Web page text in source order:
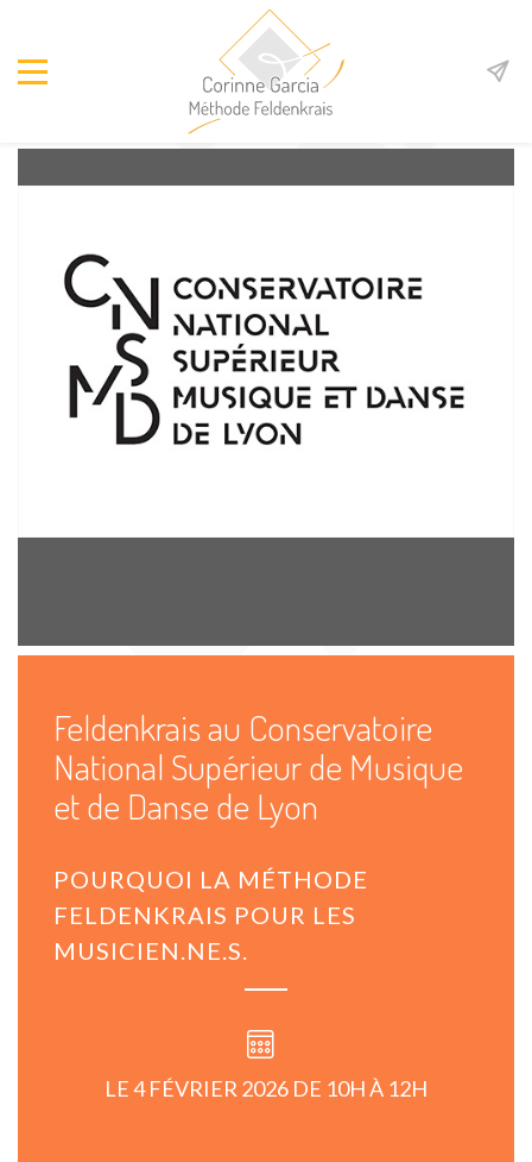
Feldenkrais au Conservatoire
National Supérieur de Musique
et de Danse de Lyon
POURQUOI LA MÉTHODE
FELDENKRAIS POUR LES
MUSICIEN.NE.S.
LE 4 FÉVRIER 2026 DE 10H À 12H